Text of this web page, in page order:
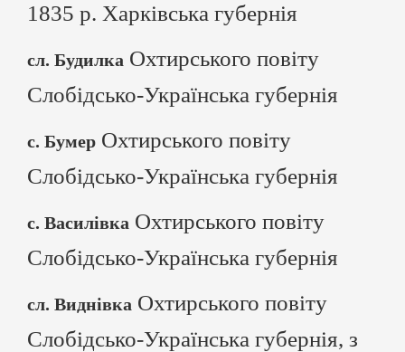
1835 р. Харківська губернія
сл. Будилка Охтирського повіту
Слобідсько-Українська губернія
с. Бумер Охтирського повіту
Слобідсько-Українська губернія
с. Василівка Охтирського повіту
Слобідсько-Українська губернія
сл. Виднівка Охтирського повіту
Слобідсько-Українська губернія, з